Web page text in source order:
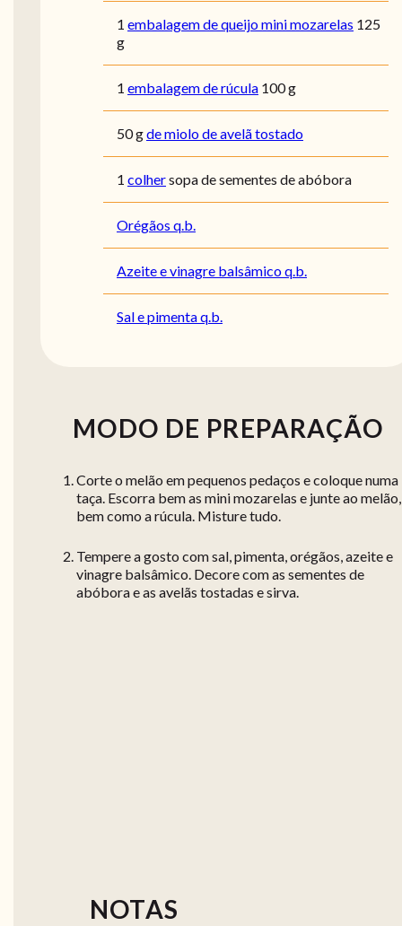
1 embalagem de queijo mini mozarelas 125
g
1 embalagem de rúcula 100 g
50gde miolo de avelã tostado
1 colhersopa de sementes de abóbora
Orégãos q.b.
Azeite e vinagre balsâmico q.b.
Sal e pimenta q.b.
MODO DE PREPARAÇÃO
Corte o melão em pequenos pedaços e coloque numa
taça. Escorra bem as mini mozarelas e junte ao melão,
bem como a rúcula. Misture tudo.
Tempere a gosto com sal, pimenta, orégãos, azeite e
vinagre balsâmico. Decore com as sementes de
abóbora e as avelãs tostadas e sirva.
NOTAS